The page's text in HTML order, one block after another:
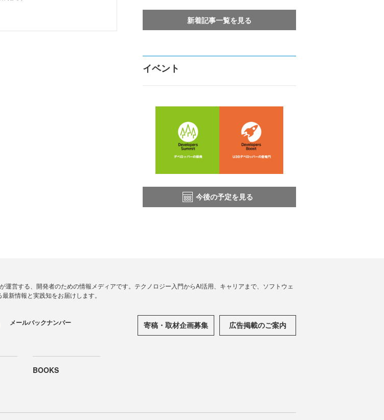
新着記事一覧を見る
イベント
今後の予定を見る
運営する、開発者のための情報メディアです。テクノロジー入門からAI活用、キャリアまで、ソフトウェ
新情報と実践知をお届けします。
メールバックナンバー 寄稿・取材企画募集 広告掲載のご案内
BOOKS